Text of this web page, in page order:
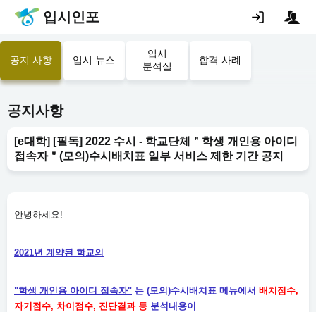
입시인포
공지 사항 입시 뉴스
입시
분석실
합격 사례
공지사항
[e대학] [필독] 2022 수시 - 학교단체＂학생 개인용 아이디
접속자＂(모의)수시배치표 일부 서비스 제한 기간 공지
안녕하세요!
2021년 계약된 학교의
"학생 개인용 아이디 접속자" 는 (모의)수시배치표 메뉴에서 배치점수,
자기점수, 차이점수, 진단결과 등 분석내용이